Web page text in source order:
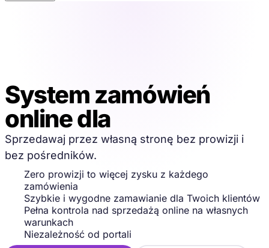
System zamówień
online dla
Sprzedawaj przez własną stronę bez prowizji i
bez pośredników.
Zero prowizji to więcej zysku z każdego
zamówienia
Szybkie i wygodne zamawianie dla Twoich klientów
Pełna kontrola nad sprzedażą online na własnych
warunkach
Niezależność od portali